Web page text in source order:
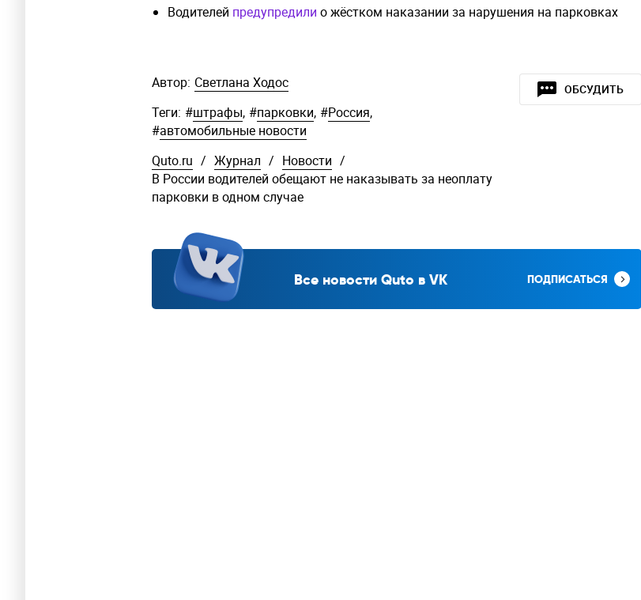
Водителей предупредили о жёстком наказании за нарушения на парковках
ОБСУДИТЬ
Автор: Светлана Ходос
Теги: #штрафы, #парковки, #Россия,
#автомобильные новости
Quto.ru / Журнал / Новости /
В России водителей обещают не наказывать за неоплату
парковки в одном случае
Все новости Quto в VK ПОДПИСАТЬСЯ